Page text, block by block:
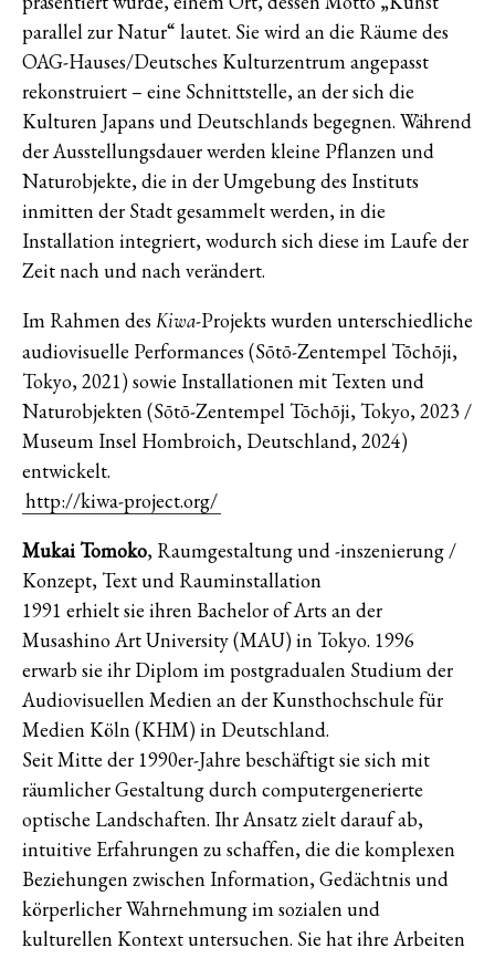
parallel zur Natur“ lautet. Sie wird an die Räume des
OAG-Hauses/Deutsches Kulturzentrum angepasst
rekonstruiert – eine Schnittstelle, an der sich die
Kulturen Japans und Deutschlands begegnen. Während
der Ausstellungsdauer werden kleine Pflanzen und
Naturobjekte, die in der Umgebung des Instituts
inmitten der Stadt gesammelt werden, in die
Installation integriert, wodurch sich diese im Laufe der
Zeit nach und nach verändert.
Im Rahmen des Kiwa-Projekts wurden unterschiedliche
audiovisuelle Performances (Sōtō-Zentempel Tōchōji,
Tokyo, 2021) sowie Installationen mit Texten und
Naturobjekten (Sōtō-Zentempel Tōchōji, Tokyo, 2023 /
Museum Insel Hombroich, Deutschland, 2024)
entwickelt.
http://kiwa-project.org/
Mukai Tomoko, Raumgestaltung und -inszenierung /
Konzept, Text und Rauminstallation
1991 erhielt sie ihren Bachelor of Arts an der
Musashino Art University (MAU) in Tokyo. 1996
erwarb sie ihr Diplom im postgradualen Studium der
Audiovisuellen Medien an der Kunsthochschule für
Medien Köln (KHM) in Deutschland.
Seit Mitte der 1990er-Jahre beschäftigt sie sich mit
räumlicher Gestaltung durch computergenerierte
optische Landschaften. Ihr Ansatz zielt darauf ab,
intuitive Erfahrungen zu schaffen, die die komplexen
Beziehungen zwischen Information, Gedächtnis und
körperlicher Wahrnehmung im sozialen und
kulturellen Kontext untersuchen. Sie hat ihre Arbeiten